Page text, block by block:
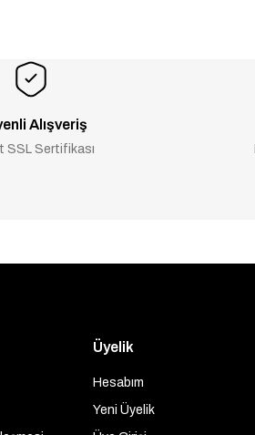
Alışveriş
SSL Sertifikası
Üyelik
Hesabım
Yeni Üyelik